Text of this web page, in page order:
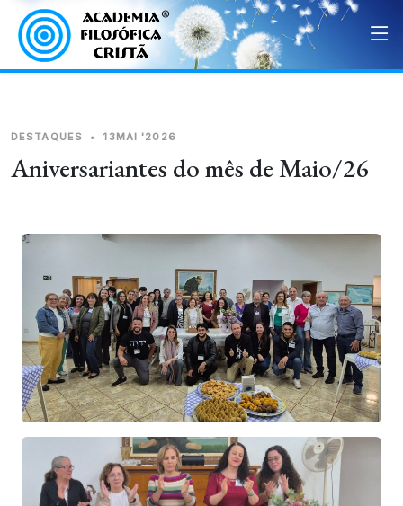
DESTAQUES • 13MAI '2026
Aniversariantes do mês de Maio/26